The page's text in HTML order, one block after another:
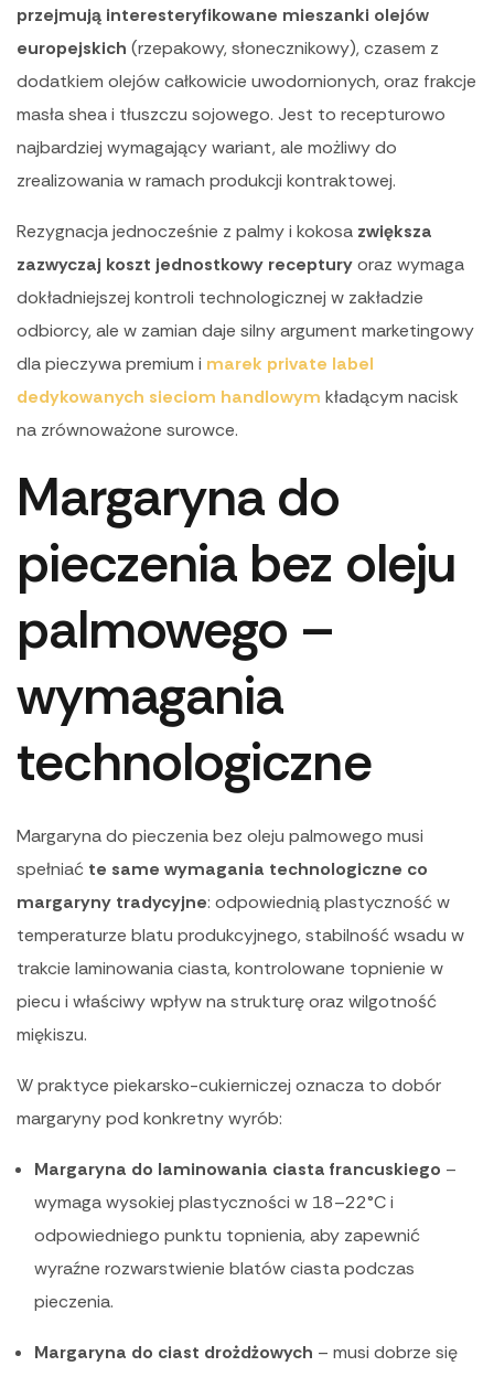
przejmują interesteryfikowane mieszanki olejów
europejskich (rzepakowy, słonecznikowy), czasem z
dodatkiem olejów całkowicie uwodornionych, oraz frakcje
masła shea i tłuszczu sojowego. Jest to recepturowo
najbardziej wymagający wariant, ale możliwy do
zrealizowania w ramach produkcji kontraktowej.
Rezygnacja jednocześnie z palmy i kokosa zwiększa
zazwyczaj koszt jednostkowy recepturyoraz wymaga
dokładniejszej kontroli technologicznej w zakładzie
odbiorcy, ale w zamian daje silny argument marketingowy
dla pieczywa premium i marek private label
dedykowanych sieciom handlowym kładącym nacisk
na zrównoważone surowce.
Margaryna do
pieczenia bez oleju
palmowego –
wymagania
technologiczne
Margaryna do pieczenia bez oleju palmowego musi
spełniać te same wymagania technologiczne co
margaryny tradycyjne: odpowiednią plastyczność w
temperaturze blatu produkcyjnego, stabilność wsadu w
trakcie laminowania ciasta, kontrolowane topnienie w
piecu i właściwy wpływ na strukturę oraz wilgotność
miękiszu.
W praktyce piekarsko-cukierniczej oznacza to dobór
margaryny pod konkretny wyrób:
Margaryna do laminowania ciasta francuskiego –
wymaga wysokiej plastyczności w 18–22°C i
odpowiedniego punktu topnienia, aby zapewnić
wyraźne rozwarstwienie blatów ciasta podczas
pieczenia.
Margaryna do ciast drożdżowych – musi dobrze się